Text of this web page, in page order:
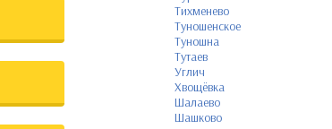
Тихменево
Туношенское
Туношна
Тутаев
Углич
Хвощёвка
Шалаево
Шашково